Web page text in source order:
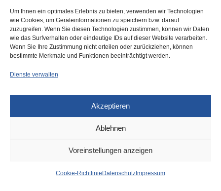
Um Ihnen ein optimales Erlebnis zu bieten, verwenden wir Technologien
wie Cookies, um Geräteinformationen zu speichern bzw. darauf
zuzugreifen. Wenn Sie diesen Technologien zustimmen, können wir Daten
wie das Surfverhalten oder eindeutige IDs auf dieser Website verarbeiten.
Wenn Sie Ihre Zustimmung nicht erteilen oder zurückziehen, können
bestimmte Merkmale und Funktionen beeinträchtigt werden.
Dienste verwalten
Akzeptieren
Ablehnen
Voreinstellungen anzeigen
Cookie-Richtlinie Datenschutz Impressum
0 SHARES
IMPRESSUM